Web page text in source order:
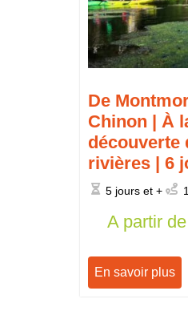
De
Chinon | À
découverte
rivières | 6
5 jours et +
A partir de
En savoir plus